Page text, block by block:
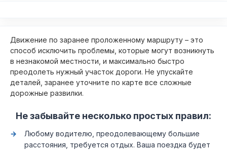
Движение по заранее проложенному маршруту – это
способ исключить проблемы, которые могут возникнуть
в незнакомой местности, и максимально быстро
преодолеть нужный участок дороги. Не упускайте
деталей, заранее уточните по карте все сложные
дорожные развилки.
Не забывайте несколько простых правил:
Любому водителю, преодолевающему большие
расстояния, требуется отдых. Ваша поездка будет